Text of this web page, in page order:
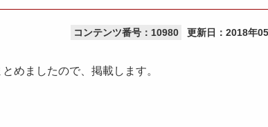
コンテンツ番号：10980 更新日： 2018年
めましたので、掲載します。